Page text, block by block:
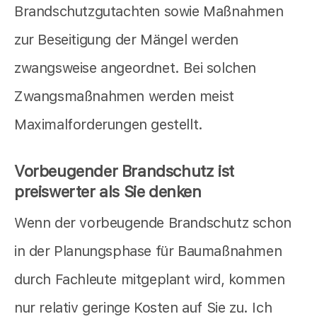
Brandschutzgutachten sowie Maßnahmen
zur Beseitigung der Mängel werden
zwangsweise angeordnet. Bei solchen
Zwangsmaßnahmen werden meist
Maximalforderungen gestellt.
Vorbeugender Brandschutz ist
preiswerter als Sie denken
Wenn der vorbeugende Brandschutz schon
in der Planungsphase für Baumaßnahmen
durch Fachleute mitgeplant wird, kommen
nur relativ geringe Kosten auf Sie zu. Ich